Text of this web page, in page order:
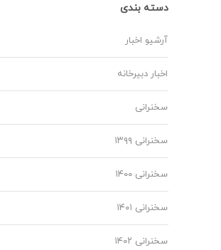
دسته بندی
آرشیو اخبار
اخبار دبیرخانه
سخنرانی
سخنرانی ۱۳۹۹
سخنرانی ۱۴۰۰
سخنرانی ۱۴۰۱
سخنرانی ۱۴۰۲